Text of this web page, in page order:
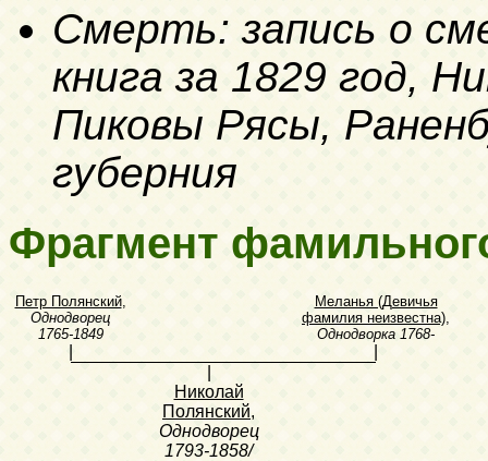
Смерть: запись о
книга за 1829 год,
Пиковы Рясы,
губерния
Фрагмент
Петр Полянский,
Однодворец
1765-1849
Меланья (Девичья
фамилия неизвестна)
Однодворка 1768-
Николай
Полянский,
Однодворец
1793-1858/